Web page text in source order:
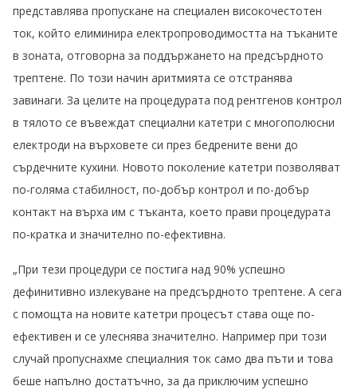
представлява пропускане на специален високочестотен
ток, който елиминира електропроводимостта на тъканите
в зоната, отговорна за поддържането на предсърдното
трептене. По този начин аритмията се отстранява
завинаги. За целите на процедурата под рентгенов контрол
в тялото се въвеждат специални катетри с многополюсни
електроди на върховете си през бедрените вени до
сърдечните кухини. Новото поколение катетри позволяват
по-голяма стабилност, по-добър контрол и по-добър
контакт на върха им с тъканта, което прави процедурата
по-кратка и значително по-ефективна.
„При тези процедури се постига над 90% успешно
дефинитивно излекуване на предсърдното трептене. А сега
с помощта на новите катетри процесът става още по-
ефективен и се улеснява значително. Например при този
случай пропуснахме специалния ток само два пъти и това
беше напълно достатъчно, за да приключим успешно